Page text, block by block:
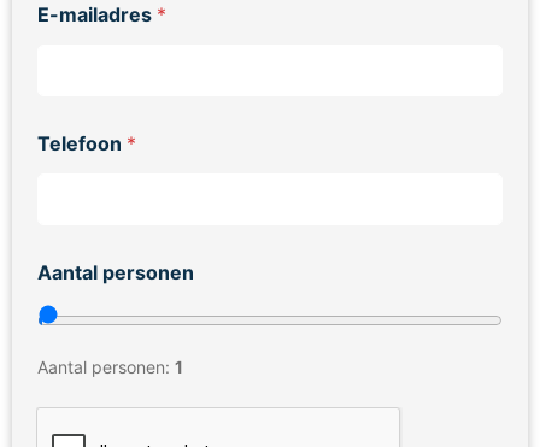
E-mailadres *
Telefoon *
Aantal personen
Aantal personen: 1